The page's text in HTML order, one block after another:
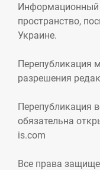
Информационный
пространство,
Украине.
Перепубликация
разрешения
Перепубликация
обязательна
is.com
Все права